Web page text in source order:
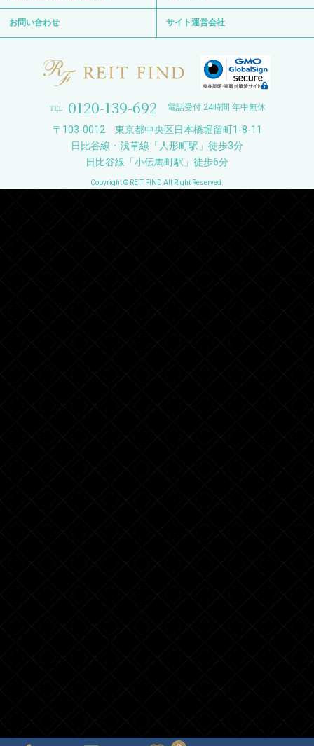
お問い合わせ サイト運営会社
0120-139-692 電話受付 24時間 年中無休
〒103-0012 東京都中央区日本橋堀留町1-8-11
日比谷線・浅草線「人形町駅」徒歩3分
日比谷線「小伝馬町駅」徒歩6分
Copyright © REIT FIND All Right Reserved.